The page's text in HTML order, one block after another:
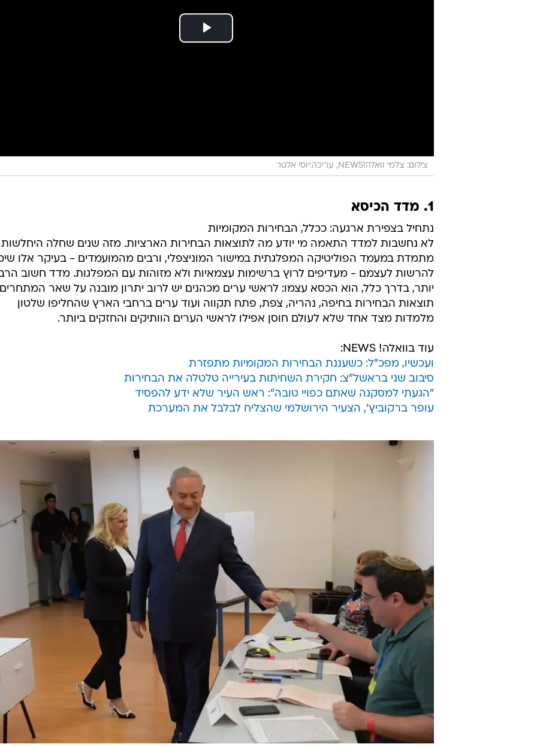
צילום: צלמי וואלה!NEWS, עריכה:יוסי אלטר
1. מדד הכיסא
נתחיל בצפירת ארגעה: ככלל, הבחירות המקומיות
לא נחשבות למדד התאמה מי יודע מה לתוצאות הבחירות הארציות. מזה שנים שחלה היחלשות
מתמדת במעמד הפוליטיקה המפלגתית במישור המוניצפלי, ורבים מהמועמדים - בעיקר אלו
להרשות לעצמם - מעדיפים לרוץ ברשימות עצמאיות ולא מזוהות עם המפלגות. מדד חשוב
יותר, בדרך כלל, הוא הכסא עצמו: לראשי ערים מכהנים יש לרוב יתרון מובנה על שאר
תוצאות הבחירות בחיפה, נהריה, צפת, פתח תקווה ועוד ערים ברחבי הארץ שהחליפו שלטון
מלמדות מצד אחד שלא לעולם חוסן אפילו לראשי הערים הוותיקים והחזקים ביותר.
עוד בוואלה! NEWS:
ועכשיו, מפכ"ל: כשעננת הבחירות המקומיות מתפזרת
סיבוב שני בראשל"צ: חקירת השחיתות בעירייה טלטלה את הבחירות
"הגעתי למסקנה שאתם כפויי טובה": ראש העיר שלא ידע להפסיד
עופר ברקוביץ', הצעיר הירושלמי שהצליח לבלבל את המערכת